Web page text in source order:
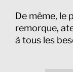
De même, le
remorque,
à tous les